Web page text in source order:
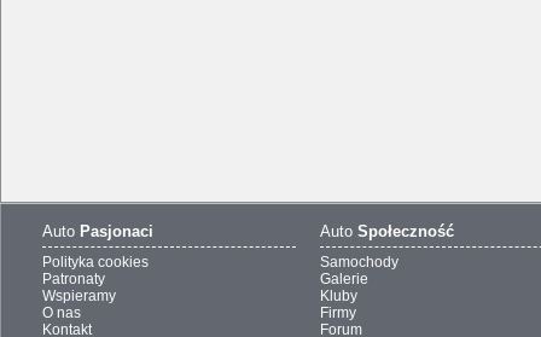
Auto Pasjonaci
Polityka cookies
Patronaty
Wspieramy
O nas
Kontakt
Auto Społeczność
Samochody
Galerie
Kluby
Firmy
Forum